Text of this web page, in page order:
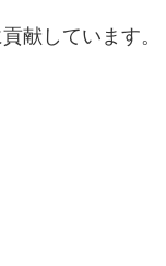
献しています。